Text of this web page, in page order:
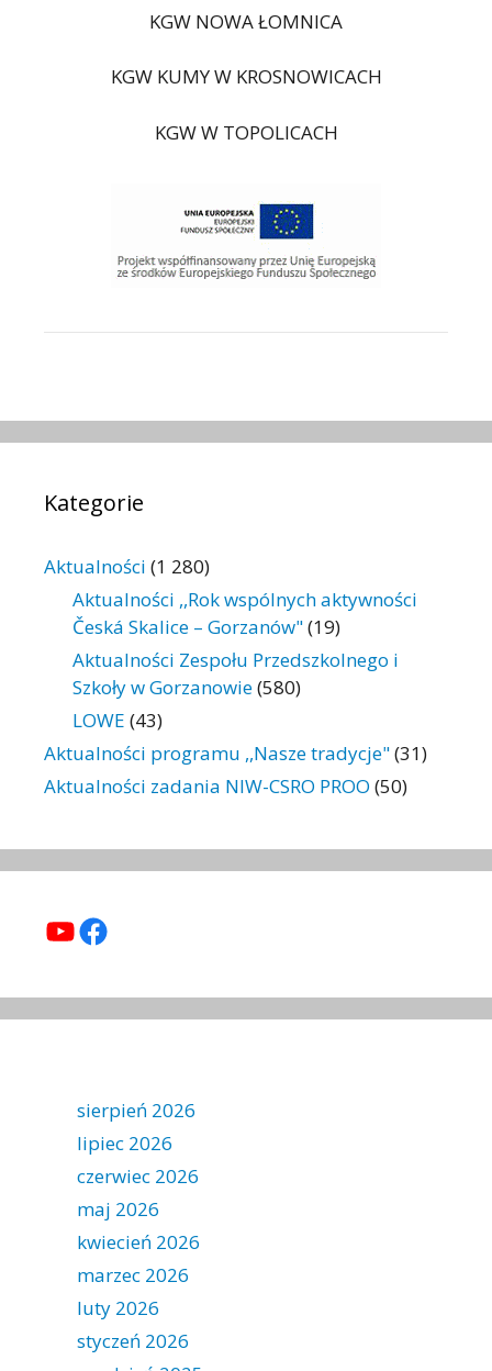
KGW NOWA ŁOMNICA
KGW KUMY W KROSNOWICACH
KGW W TOPOLICACH
Kategorie
Aktualności (1 280)
Aktualności ,,Rok wspólnych aktywności
Česká Skalice – Gorzanów"(19)
Aktualności Zespołu Przedszkolnego i
Szkoły w Gorzanowie(580)
LOWE (43)
Aktualności programu ,,Nasze tradycje"(31)
Aktualności zadania NIW-CSRO PROO (50)
YouTube
Facebook
sierpień 2026
lipiec 2026
czerwiec 2026
maj 2026
kwiecień 2026
marzec 2026
luty 2026
styczeń 2026